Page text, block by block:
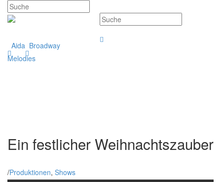
Aida Broadway
Melodies
Ein festlicher Weihnachtszauber
/Produktionen, Shows